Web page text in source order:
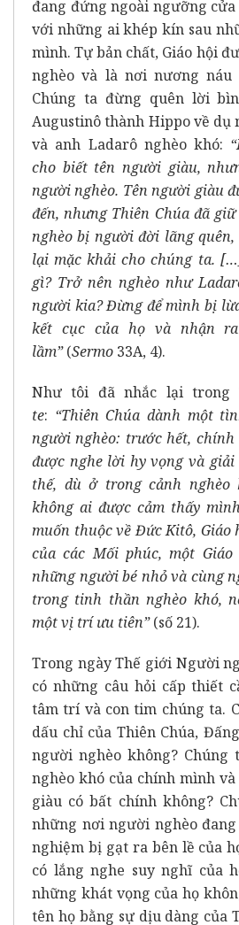
đang đứng ngoài ngưỡng
với những ai khép kín sau
mình. Tự bản chất, Giáo hội
nghèo và là nơi nương náu
Chúng ta đừng quên lời
Augustinô thành Hippo về dụ
và anh Ladarô nghèo khó:
cho biết tên người giàu,
người nghèo. Tên người giàu
đến, nhưng Thiên Chúa đã
nghèo bị người đời lãng
lại mặc khải cho chúng ta.
gì? Trở nên nghèo như
người kia? Đừng để mình bị
kết cục của họ và nhận
lầm”(Sermo 33A, 4).
Như tôi đã nhắc lại trong
te: “Thiên Chúa dành một
người nghèo: trước hết,
được nghe lời hy vọng và
thế, dù ở trong cảnh nghèo
không ai được cảm thấy
muốn thuộc về Đức Kitô, Giáo
của các Mối phúc, một
những người bé nhỏ và cùng
trong tinh thần nghèo khó,
một vị trí ưu tiên”(số 21).
Trong ngày Thế giới Người
có những câu hỏi cấp thiết
tâm trí và con tim chúng ta.
dấu chỉ của Thiên Chúa,
người nghèo không?
nghèo khó của chính mình
giàu có bất chính không?
những nơi người nghèo
nghiệm bị gạt ra bên lề của
có lắng nghe suy nghĩ của
những khát vọng của họ
tên họ bằng sự dịu dàng của